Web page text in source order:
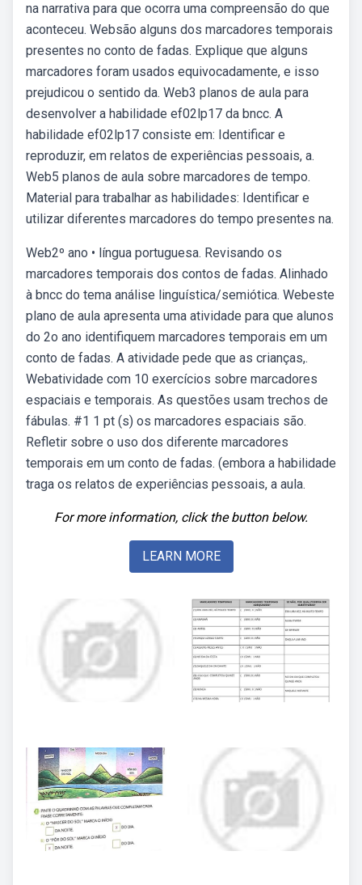
na narrativa para que ocorra uma compreensão do que
aconteceu. Websão alguns dos marcadores temporais
presentes no conto de fadas. Explique que alguns
marcadores foram usados equivocadamente, e isso
prejudicou o sentido da. Web3 planos de aula para
desenvolver a habilidade ef02lp17 da bncc. A
habilidade ef02lp17 consiste em: Identificar e
reproduzir, em relatos de experiências pessoais, a.
Web5 planos de aula sobre marcadores de tempo.
Material para trabalhar as habilidades: Identificar e
utilizar diferentes marcadores do tempo presentes na.
Web2º ano • língua portuguesa. Revisando os
marcadores temporais dos contos de fadas. Alinhado
à bncc do tema análise linguística/semiótica. Webeste
plano de aula apresenta uma atividade para que alunos
do 2o ano identifiquem marcadores temporais em um
conto de fadas. A atividade pede que as crianças,.
Webatividade com 10 exercícios sobre marcadores
espaciais e temporais. As questões usam trechos de
fábulas. #1 1 pt (s) os marcadores espaciais são.
Refletir sobre o uso dos diferente marcadores
temporais em um conto de fadas. (embora a habilidade
traga os relatos de experiências pessoais, a aula.
For more information, click the button below.
LEARN MORE